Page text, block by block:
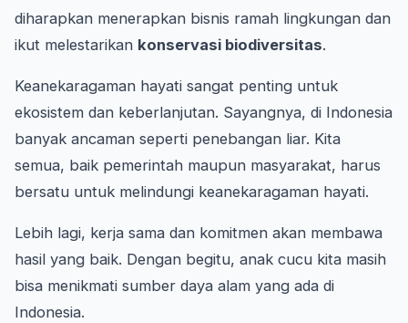
diharapkan menerapkan bisnis ramah lingkungan dan
ikut melestarikan konservasi biodiversitas.
Keanekaragaman hayati sangat penting untuk
ekosistem dan keberlanjutan. Sayangnya, di Indonesia
banyak ancaman seperti penebangan liar. Kita
semua, baik pemerintah maupun masyarakat, harus
bersatu untuk melindungi keanekaragaman hayati.
Lebih lagi, kerja sama dan komitmen akan membawa
hasil yang baik. Dengan begitu, anak cucu kita masih
bisa menikmati sumber daya alam yang ada di
Indonesia.